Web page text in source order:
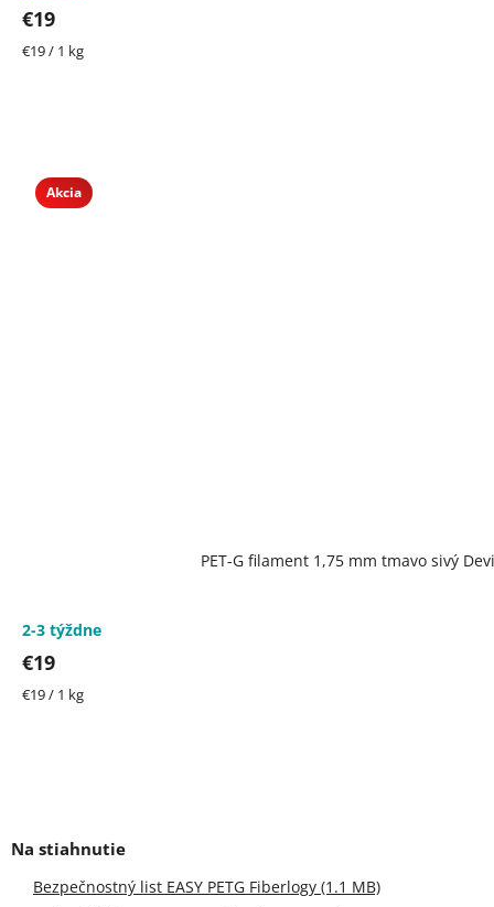
€19
Jednotková
€19 / 1 kg
Akcia
PET-G filament 1,75 mm tmavo sivý
2-3 týždne
€19
Jednotková
€19 / 1 kg
Bezpečnostný list EASY PETG Fiberlogy (1.1 MB)